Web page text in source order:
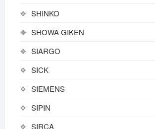
SHINKO
SHOWA GIKEN
SIARGO
SICK
SIEMENS
SIPIN
SIRCA